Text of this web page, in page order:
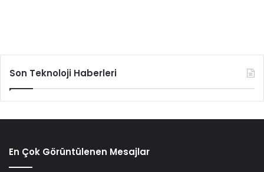
Son Teknoloji Haberleri
En Çok Görüntülenen Mesajlar